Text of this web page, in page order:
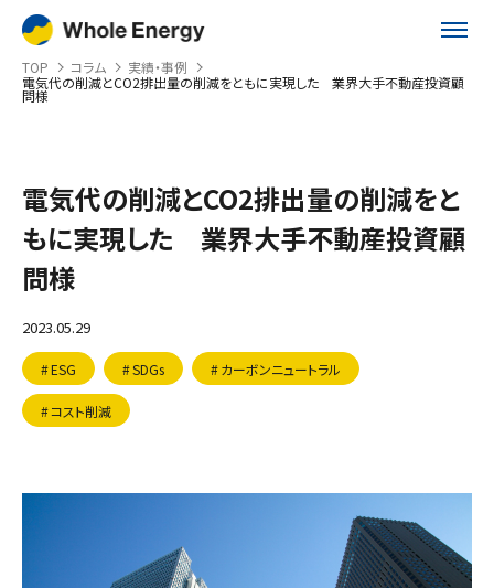
電気料金比較サービス
再エネ導入コンサルティング
導入事例
再エネ導入事例
電力削減実績・事例
セミナー
TOP コラム
実績・事例
電気代の削減とCO2排出量の削減をともに実現した 業界大手不動産投資顧
問様
電気代の削減とCO2排出量の削減をと
もに実現した 業界大手不動産投資顧
問様
2023.05.29
ESG SDGs カーボンニュートラル
コスト削減